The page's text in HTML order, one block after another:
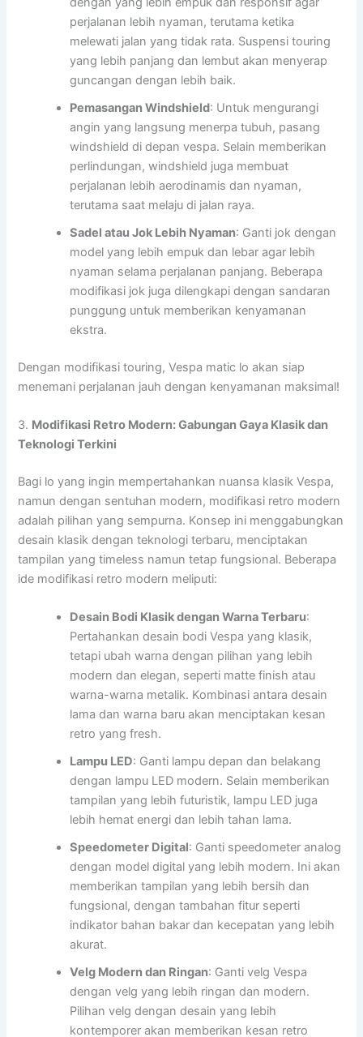
perjalanan lebih nyaman, terutama ketika
melewati jalan yang tidak rata. Suspensi touring
yang lebih panjang dan lembut akan menyerap
guncangan dengan lebih baik.
Pemasangan Windshield: Untuk mengurangi
angin yang langsung menerpa tubuh, pasang
windshield di depan vespa. Selain memberikan
perlindungan, windshield juga membuat
perjalanan lebih aerodinamis dan nyaman,
terutama saat melaju di jalan raya.
Sadel atau Jok Lebih Nyaman: Ganti jok dengan
model yang lebih empuk dan lebar agar lebih
nyaman selama perjalanan panjang. Beberapa
modifikasi jok juga dilengkapi dengan sandaran
punggung untuk memberikan kenyamanan
ekstra.
Dengan modifikasi touring, Vespa matic lo akan siap
menemani perjalanan jauh dengan kenyamanan maksimal!
3. Modifikasi Retro Modern: Gabungan Gaya Klasik dan
Teknologi Terkini
Bagi lo yang ingin mempertahankan nuansa klasik Vespa,
namun dengan sentuhan modern, modifikasi retro modern
adalah pilihan yang sempurna. Konsep ini menggabungkan
desain klasik dengan teknologi terbaru, menciptakan
tampilan yang timeless namun tetap fungsional. Beberapa
ide modifikasi retro modern meliputi:
Desain Bodi Klasik dengan Warna Terbaru:
Pertahankan desain bodi Vespa yang klasik,
tetapi ubah warna dengan pilihan yang lebih
modern dan elegan, seperti matte finish atau
warna-warna metalik. Kombinasi antara desain
lama dan warna baru akan menciptakan kesan
retro yang fresh.
Lampu LED: Ganti lampu depan dan belakang
dengan lampu LED modern. Selain memberikan
tampilan yang lebih futuristik, lampu LED juga
lebih hemat energi dan lebih tahan lama.
Speedometer Digital: Ganti speedometer analog
dengan model digital yang lebih modern. Ini akan
memberikan tampilan yang lebih bersih dan
fungsional, dengan tambahan fitur seperti
indikator bahan bakar dan kecepatan yang lebih
akurat.
Velg Modern dan Ringan: Ganti velg Vespa
dengan velg yang lebih ringan dan modern.
Pilihan velg dengan desain yang lebih
kontemporer akan memberikan kesan retro